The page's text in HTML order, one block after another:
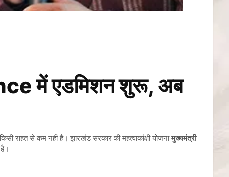
में एडमिशन शुरू, अब
राहत से कम नहीं है। झारखंड सरकार की महत्वाकांक्षी योजनामुख्यमंत्री